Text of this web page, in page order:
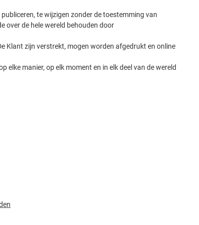
te wijzigen zonder de toestemming van
over de hele wereld behouden door
Klant zijn verstrekt, mogen worden afgedrukt en online
manier, op elk moment en in elk deel van de wereld